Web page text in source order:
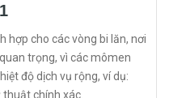
hợp cho các vòng bi lăn, nơi
trọng, vì các mômen
độ dịch vụ rộng, ví dụ:
chính xác.